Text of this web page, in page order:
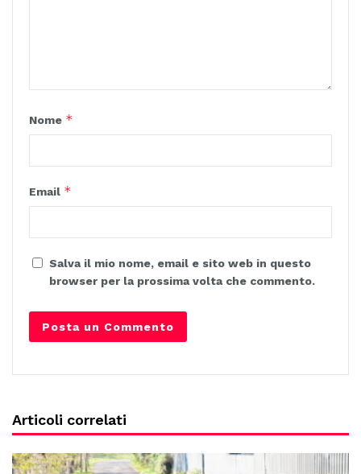
Nome *
Email *
Salva il mio nome, email e sito web in questo
browser per la prossima volta che commento.
Articoli correlati